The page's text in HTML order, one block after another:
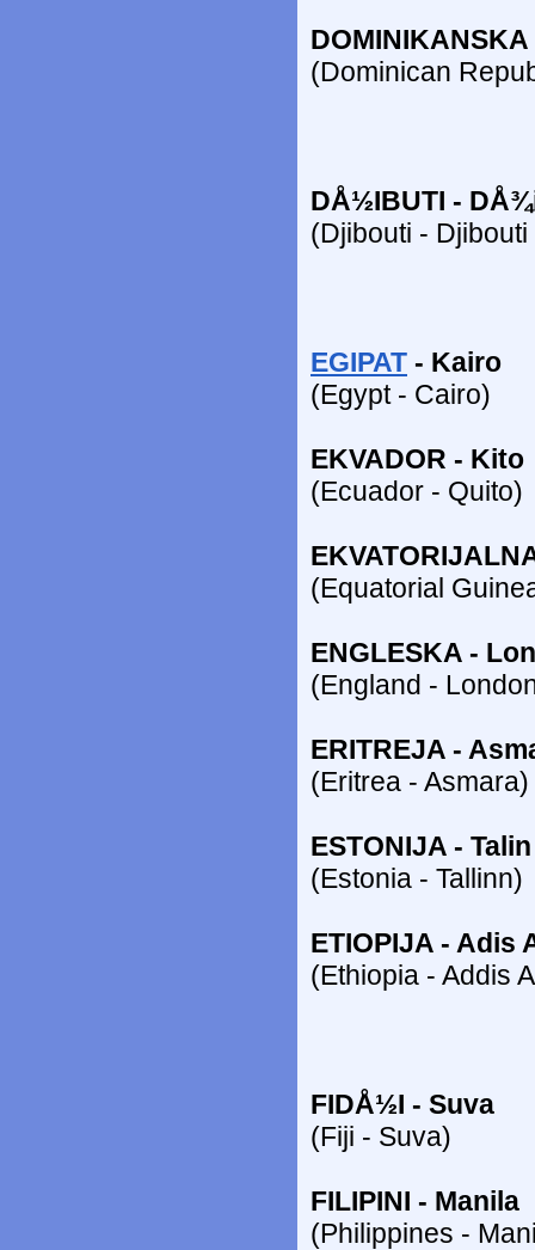
(Dominican
DÅ½IBUTI -
(Djibouti - Djibouti
EGIPAT - Kairo
(Egypt - Cairo)
EKVADOR - Kito
(Ecuador - Quito)
(Equatorial
ENGLESKA -
(England -
ERITREJA -
(Eritrea - Asmara)
ESTONIJA - Talin
(Estonia - Tallinn)
ETIOPIJA - Adis
(Ethiopia - Addis
FIDÅ½I - Suva
(Fiji - Suva)
FILIPINI - Manila
(Philippines -